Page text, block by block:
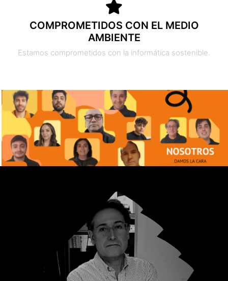
COMPROMETIDOS CON EL MEDIO
AMBIENTE
Estamos comprometidos con la informática sostenible.